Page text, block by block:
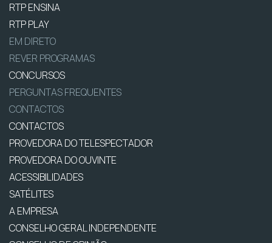
RTP ENSINA
RTP PLAY
EM DIRETO
REVER PROGRAMAS
CONCURSOS
PERGUNTAS FREQUENTES
CONTACTOS
CONTACTOS
PROVEDORA DO TELESPECTADOR
PROVEDORA DO OUVINTE
ACESSIBILIDADES
SATÉLITES
A EMPRESA
CONSELHO GERAL INDEPENDENTE